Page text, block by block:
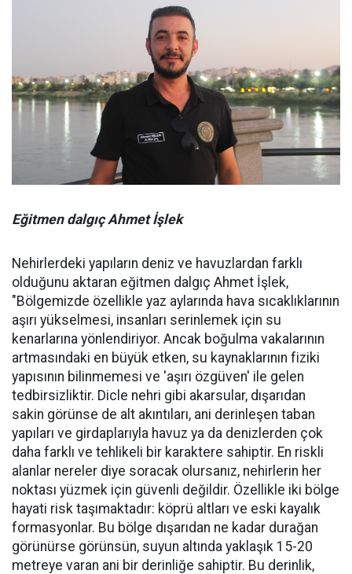
Eğitmen dalgıç Ahmet İşlek
Nehirlerdeki yapıların deniz ve havuzlardan farklı
olduğunu aktaran eğitmen dalgıç Ahmet İşlek,
"Bölgemizde özellikle yaz aylarında hava sıcaklıklarının
aşırı yükselmesi, insanları serinlemek için su
kenarlarına yönlendiriyor. Ancak boğulma vakalarının
artmasındaki en büyük etken, su kaynaklarının fiziki
yapısının bilinmemesi ve 'aşırı özgüven' ile gelen
tedbirsizliktir. Dicle nehri gibi akarsular, dışarıdan
sakin görünse de alt akıntıları, ani derinleşen taban
yapıları ve girdaplarıyla havuz ya da denizlerden çok
daha farklı ve tehlikeli bir karaktere sahiptir. En riskli
alanlar nereler diye soracak olursanız, nehirlerin her
noktası yüzmek için güvenli değildir. Özellikle iki bölge
hayati risk taşımaktadır: köprü altları ve eski kayalık
formasyonlar. Bu bölge dışarıdan ne kadar durağan
görünürse görünsün, suyun altında yaklaşık 15-20
metreye varan ani bir derinliğe sahiptir. Bu derinlik,